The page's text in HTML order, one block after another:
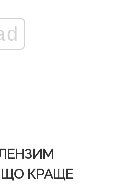
ЩО КРАЩЕ